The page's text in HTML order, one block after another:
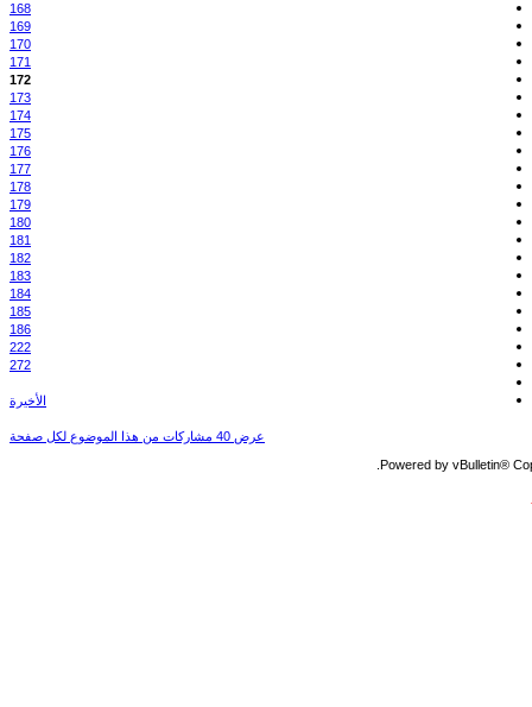
168
169
170
171
172
173
174
175
176
177
178
179
180
181
182
183
184
185
186
222
272
الأخيرة
عرض 40 مشاركات من هذا الموضوع لكل صفحة
Powered by vBulletin®